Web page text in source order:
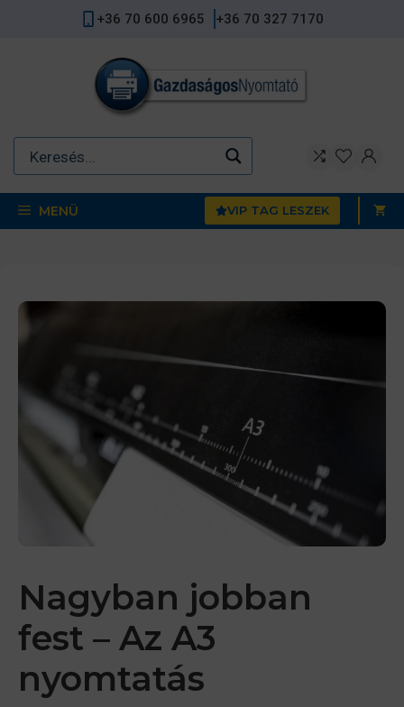
+36 70 600 6965 +36 70 327 7170
MENÜ VIP TAG LESZEK
Nagyban jobban
fest – Az A3
nyomtatás